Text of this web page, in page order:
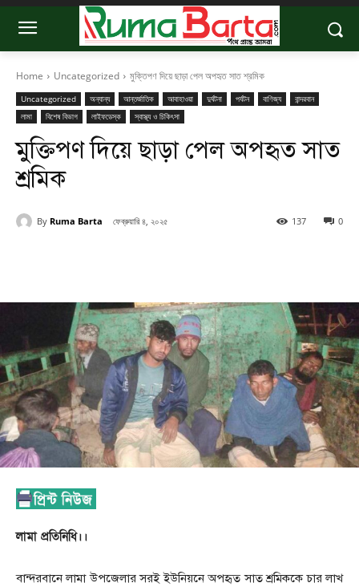
Home Uncategorized মুক্তিপণ দিয়ে ছাড়া পেল অপহৃত সাত শ্রমিক
Uncategorized অন্যান্য আন্তর্জাতিক আবাহাওয়া দুর্ঘটনা পর্যটন বাণিজ্য
বান্দরবান
লামা
বিশেষ বিভাগ লাইফডেস্ক স্বাস্থ্য ও চিকিৎসা
মুক্তিপণ দিয়ে ছাড়া পেল অপহৃত সাত
শ্রমিক
By Ruma Barta ফেব্রুয়ারি ৪, ২০২৫ 0
137
লামা প্রতিনিধি।।
বান্দরবানে লামা উপজেলার সরই ইউনিয়নে অপহৃত সাত শ্রমিককে চার লাখ